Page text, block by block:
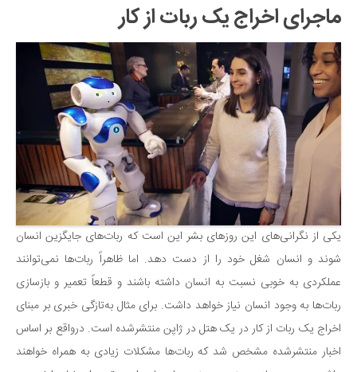
موسیقی
چهره‌ها
عکاسی و هنرهای تجسمی
کتاب و کتاب‌خوانی
تاریخ
معماری
فناوری‌ها
نجوم و هوا فضا
زمین و محیط زیست
خودرو
سرگرمی
دانستنی‌ها
بازی
ماجرای اخراج یک ربات از کار
یکی از نگرانی‌های این روزهای بشر این است که ربات‌های جایگزین انسان
شوند و انسان شغل خود را از دست دهد. اما ظاهراً ربات‌ها نمی‌توانند
عملکردی به خوبی نسبت به انسان داشته باشند و قطعاً تعمیر و بازسازی
ربات‌ها به وجود انسان نیاز خواهد داشت. برای مثال به‌تازگی خبری بر مبنای
اخراج یک ربات از کار در یک هتل در ژاپن منتشرشده است. درواقع بر اساس
اخبار منتشرشده مشخص شد که ربات‌ها مشکلات زیادی به همراه خواهند